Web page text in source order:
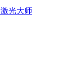
激光大师